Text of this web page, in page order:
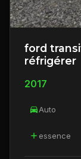
ford
réfrigérer
2017
Auto
essence